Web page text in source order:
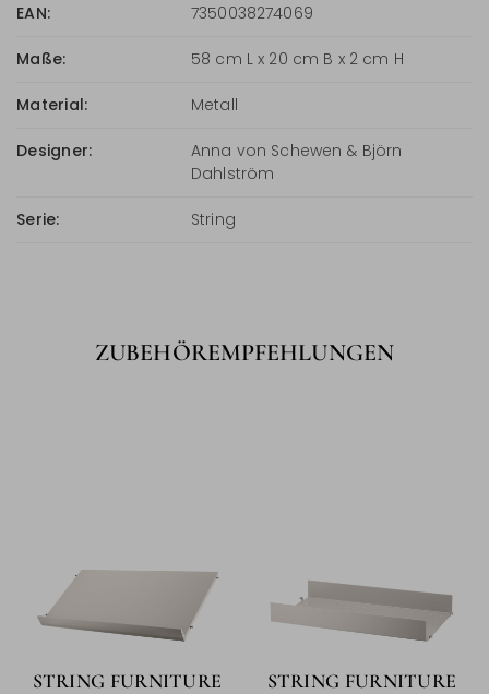
EAN: 7350038274069
Maße: 58 cm L x 20 cm B x 2 cm H
Material: Metall
Designer:
Anna von Schewen & Björn
Dahlström
Serie: String
ZUBEHÖREMPFEHLUNGEN
STRING FURNITURE STRING FURNITURE